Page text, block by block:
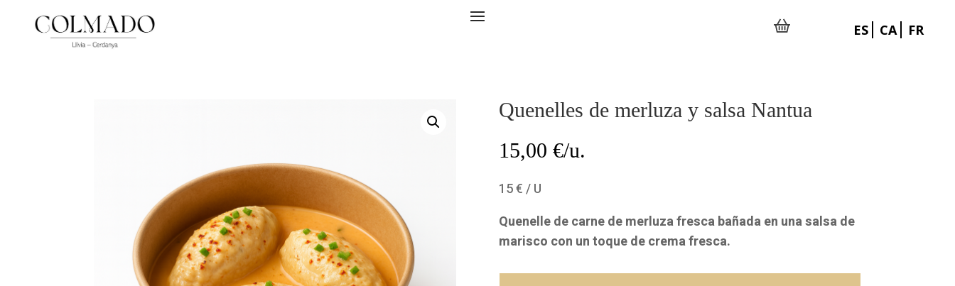
ES CA FR
Quenelles de merluza y salsa Nantua
15,00 €/u.
15 € / U
Quenelle de carne de merluza fresca bañada en una salsa de
marisco con un toque de crema fresca.